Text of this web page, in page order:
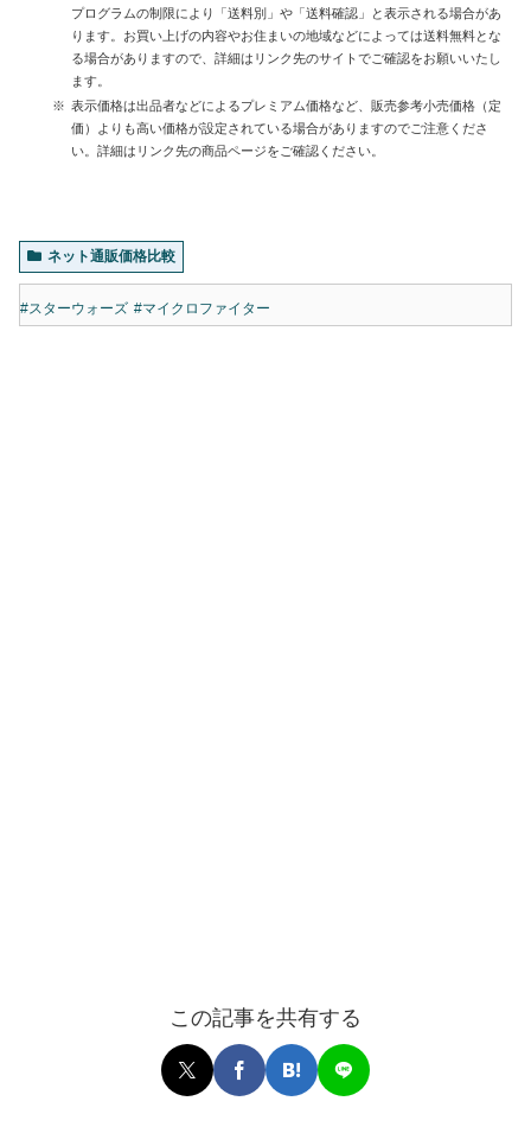
プログラムの制限により「送料別」や「送料確認」と表示される場合があ
ります。お買い上げの内容やお住まいの地域などによっては送料無料とな
る場合がありますので、詳細はリンク先のサイトでご確認をお願いいたし
ます。
表示価格は出品者などによるプレミアム価格など、販売参考小売価格（定
価）よりも高い価格が設定されている場合がありますのでご注意くださ
い。詳細はリンク先の商品ページをご確認ください。
ネット通販価格比較
#スターウォーズ #マイクロファイター
この記事を共有する